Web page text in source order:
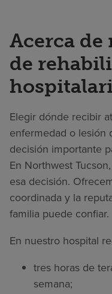
Acerca
de
Elegir dónde recibir
enfermedad o lesión
decisión importante
En Northwest
esa decisión.
coordinada y la
familia puede confiar.
En nuestro hospital
tres horas de
semana;